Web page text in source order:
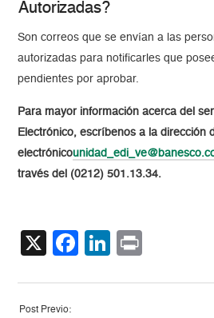
Autorizadas?
Son correos que se envían a las
autorizadas para notificarles que
pendientes por aprobar.
Para mayor información acerca del
Electrónico, escríbenos a la dirección
electrónico
través del (0212) 501.13.34.
X Facebook
LinkedIn
Post Previo: